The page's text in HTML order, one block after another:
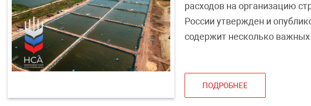
расходов на организацию
России утвержден и
содержит несколько
ПОДРОБНЕЕ